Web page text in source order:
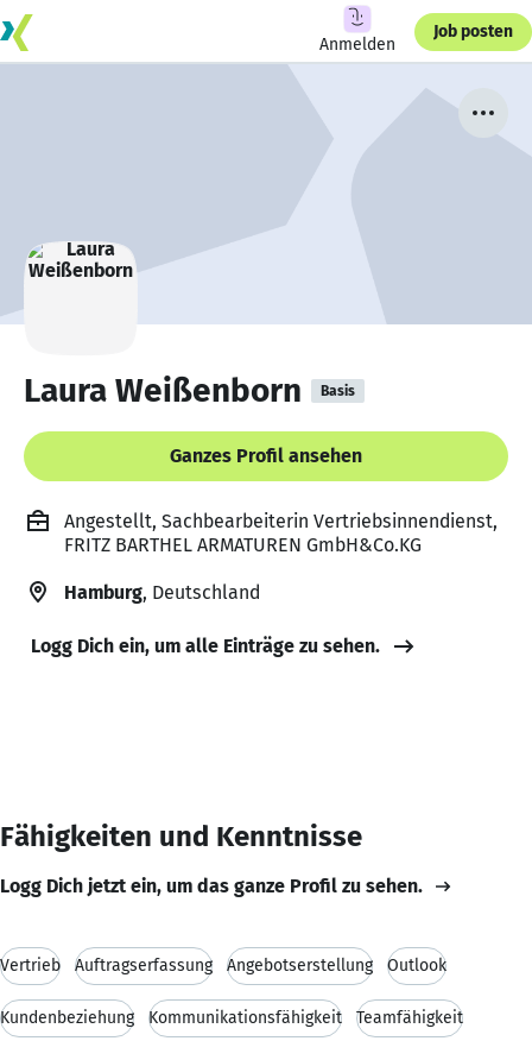
Anmelden
Job posten
Laura Weißenborn Basis
Ganzes Profil ansehen
Angestellt, Sachbearbeiterin Vertriebsinnendienst,
FRITZ BARTHEL ARMATUREN GmbH&Co.KG
Hamburg, Deutschland
Logg Dich ein, um alle Einträge zu sehen.
Fähigkeiten und Kenntnisse
Logg Dich jetzt ein, um das ganze Profil zu sehen.
Vertrieb Auftragserfassung Angebotserstellung Outlook
Kundenbeziehung Kommunikationsfähigkeit Teamfähigkeit